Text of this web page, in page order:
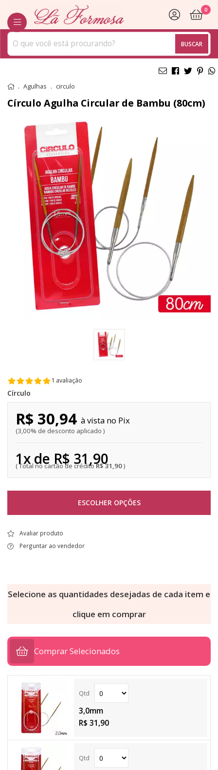
BUSCAR
0
Agulhas circulo
Círculo Agulha Circular de Bambu (80cm)
1 avaliação
Círculo
R$ 31,90
1x de R$ 31,90
R$ 30,94
3,00% de desconto aplicado
Pix
ESCOLHER OPÇÕES
Avaliar produto
Perguntar ao vendedor
Selecione as quantidades desejadas de cada item e
clique em comprar
Comprar Selecionados
3,0mm
R$ 31,90